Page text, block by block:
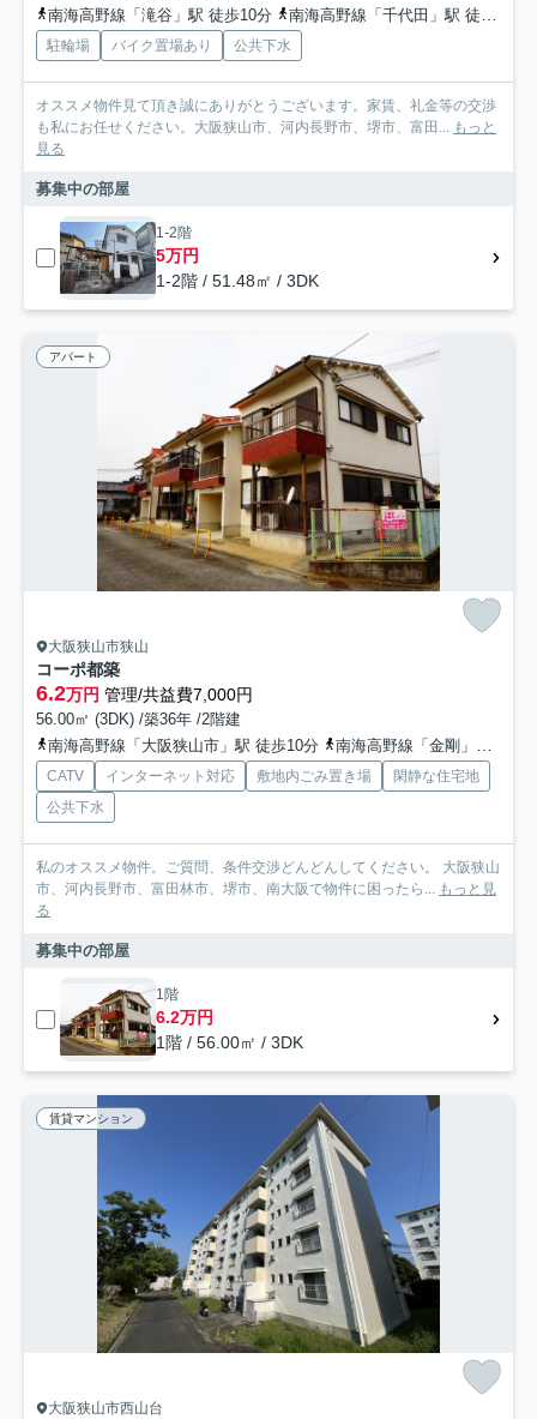
南海高野線「滝谷」駅 徒歩10分
南海高野線「千代田」駅 徒歩15分
駐輪場 バイク置場あり 公共下水
オススメ物件見て頂き誠にありがとうございます。家賃、礼金等の交渉
も私にお任せください。大阪狭山市、河内長野市、堺市、富田... もっと
見る
募集中の部屋
1-2階
5万円
1-2階 / 51.48㎡ / 3DK
アパート
大阪狭山市狭山
コーポ都築
6.2万円 管理/共益費7,000円
56.00㎡ (3DK) /築36年 /2階建
南海高野線「大阪狭山市」駅 徒歩10分
南海高野線「金剛」駅 徒歩20分
CATV インターネット対応 敷地内ごみ置き場
閑静な住宅地
公共下水
私のオススメ物件。ご質問、条件交渉どんどんしてください。 大阪狭山
市、河内長野市、富田林市、堺市、南大阪で物件に困ったら... もっと見
る
募集中の部屋
1階
6.2万円
1階 / 56.00㎡ / 3DK
賃貸マンション
大阪狭山市西山台